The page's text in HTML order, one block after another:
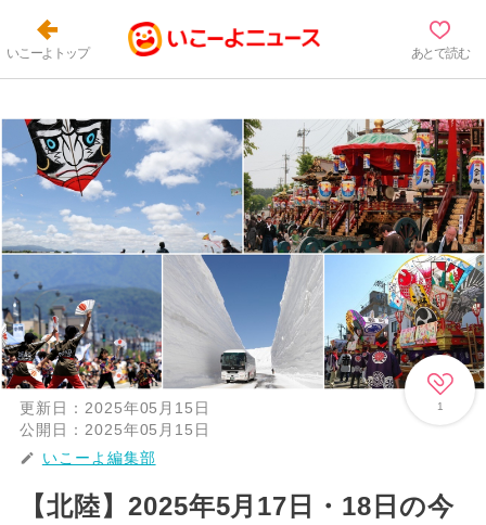
いこーよトップ あとで読む
1
更新日： 2025年05月15日
公開日： 2025年05月15日
いこーよ編集部
【北陸】2025年5月17日・18日の今